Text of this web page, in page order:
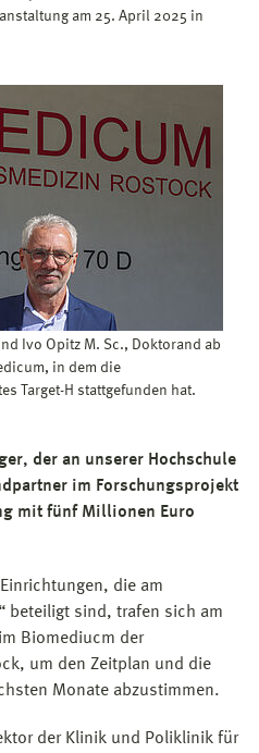
am 25. April 2025 in
Ivo Opitz M. Sc., Doktorand ab
in dem die
Target-H stattgefunden hat.
der an unserer Hochschule
im Forschungsprojekt
mit fünf Millionen Euro
die am
beteiligt sind, trafen sich am
Biomediucm der
um den Zeitplan und die
Monate abzustimmen.
der Klinik und Poliklinik für